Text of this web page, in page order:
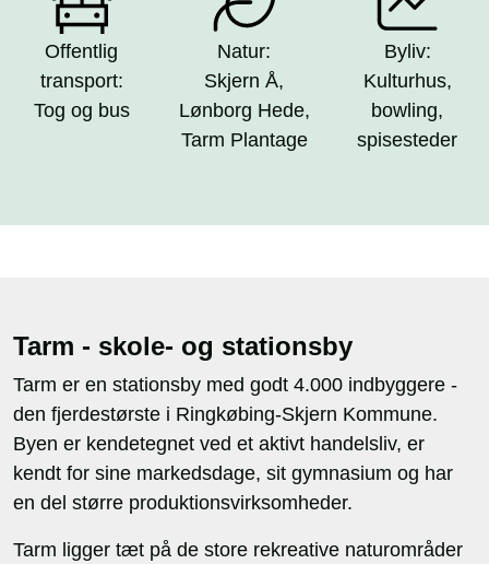
Offentlig
transport:
Tog og bus
Natur:
Skjern Å,
Lønborg Hede,
Tarm Plantage
Byliv:
Kulturhus,
bowling,
spisesteder
Tarm - skole- og stationsby
Tarm er en stationsby med godt 4.000 indbyggere -
den fjerdestørste i Ringkøbing-Skjern Kommune.
Byen er kendetegnet ved et aktivt handelsliv, er
kendt for sine markedsdage, sit gymnasium og har
en del større produktionsvirksomheder.
Tarm ligger tæt på de store rekreative naturområder